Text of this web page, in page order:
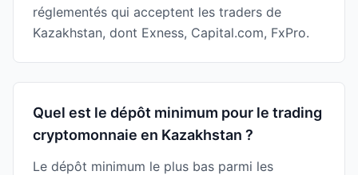
réglementés qui acceptent les traders de
Kazakhstan, dont Exness, Capital.com, FxPro.
Quel est le dépôt minimum pour le trading
cryptomonnaie en Kazakhstan ?
Le dépôt minimum le plus bas parmi les